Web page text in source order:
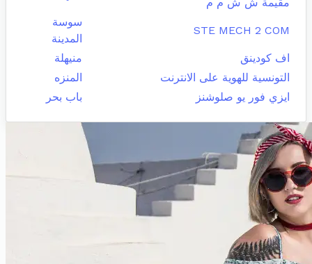
STE MECH 2 COM
سوسة
المدينة
اف كودينق
منيهلة
التونسية للهوية على الانترنت
المنزه
ايزي فور يو صلوشنز
باب بحر